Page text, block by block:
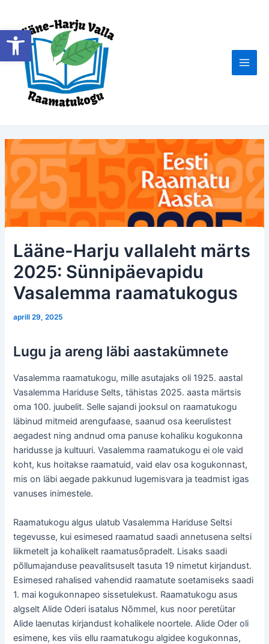
Open toolbar
content
Main
Lääne-Harju vallaleht märts
2025: Sünnipäevapidu
Vasalemma raamatukogus
aprill 29, 2025
Lugu ja areng läbi aastakümnete
Vasalemma raamatukogu, mille asutajaks oli 1925. aastal
Vasalemma Hariduse Selts, tähistas 2025. aasta märtsis
oma 100. juubelit. Selle sajandi jooksul on raamatukogu
läbinud mitmeid arengufaase, saanud osa keerulistest
aegadest ning andnud oma panuse kohaliku kogukonna
haridusse ja kultuuri. Vasalemma raamatukogu ei ole vaid
koht, kus hoitakse raamatuid, vaid elav osa kogukonnast,
mis on läbi aegade pakkunud lugemisvara ja teadmist igas
vanuses inimestele.
Raamatukogu algus ulatub Vasalemma Hariduse Seltsi
tegevusse, kui esimesed raamatud saadi annetusena seltsi
liikmetelt ja kohalikelt raamatusõpradelt. Lisaks saadi
põllumajanduse peavalitsuselt tasuta 19 nimetut kirjandust.
Esimesed rahalised vahendid raamatute soetamiseks saadi
1. mai kogukonnapeo sissetulekust. Raamatukogu asus
algselt Alide Oderi isatalus Nõmmel, kus noor peretütar
Alide laenutas kirjandust kohalikele noortele. Alide Oder oli
esimene, kes viis ellu raamatukogu algidee kogukonnas,